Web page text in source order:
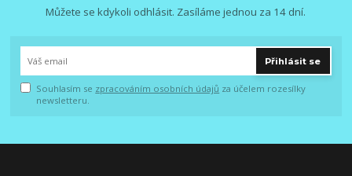
Můžete se kdykoli odhlásit. Zasíláme jednou za 14 dní.
Přihlásit se
Souhlasím se zpracováním osobních údajů za účelem rozesílky
newsletteru.